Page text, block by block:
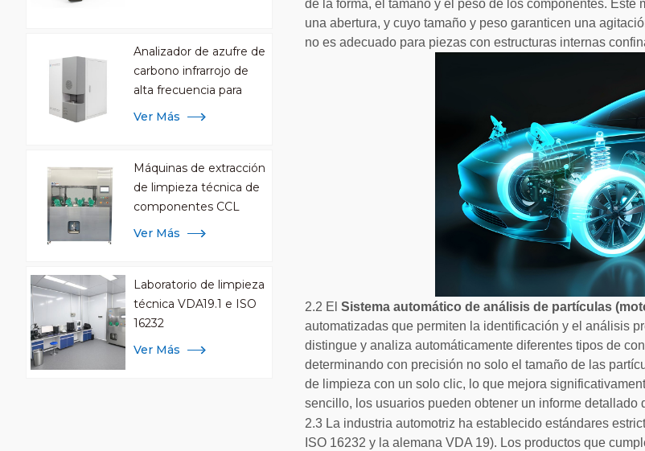
Analizador de azufre de
carbono infrarrojo de
alta frecuencia para
análisis de metales
Ver Más
Máquinas de extracción
de limpieza técnica de
componentes CCL
Ver Más
Laboratorio de limpieza
técnica VDA19.1 e ISO
16232
Ver Más
de la forma, el tamaño y el peso de los componentes.
una abertura, y cuyo tamaño y peso garanticen una
no es adecuado para piezas con estructuras internas
2.2 ElSistema automático de análisis de partículas
automatizadas que permiten la identificación y el análisis
distingue y analiza automáticamente diferentes tipos de
determinando con precisión no solo el tamaño de las
de limpieza con un solo clic, lo que mejora
sencillo, los usuarios pueden obtener un informe
2.3 La industria automotriz ha establecido estándares
ISO 16232 y la alemana VDA 19). Los productos que